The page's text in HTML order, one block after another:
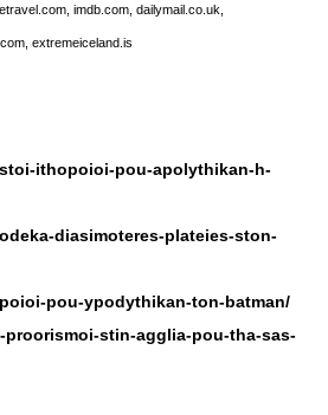
imdb.com, dailymail.co.uk,
extremeiceland.is
ithopoioi-pou-apolythikan-h-
diasimoteres-plateies-ston-
pou-ypodythikan-ton-batman/
proorismoi-stin-agglia-pou-tha-sas-